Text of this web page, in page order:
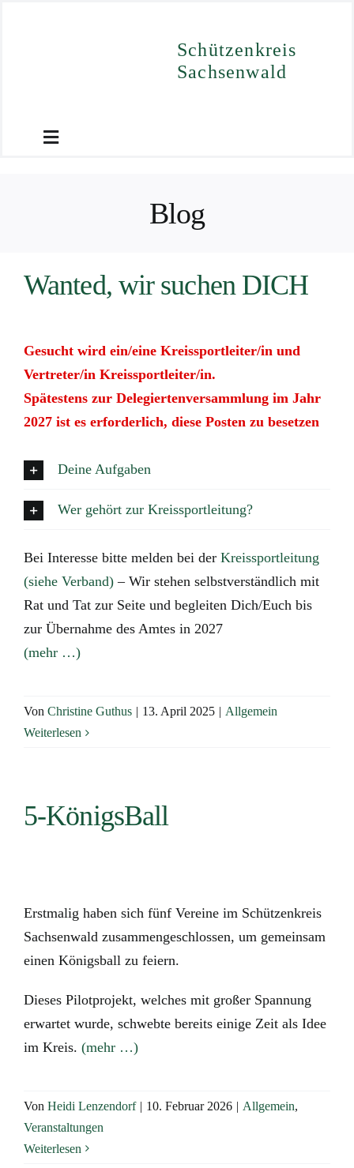
Schützenkreis
Sachsenwald
Toggle
Termine
Downloads
Blog
Wanted, wir suchen DICH
Gesucht wird ein/eine Kreissportleiter/in und
Vertreter/in Kreissportleiter/in.
Spätestens zur Delegiertenversammlung im Jahr
2027 ist es erforderlich, diese Posten zu besetzen
Deine Aufgaben
Wer gehört zur Kreissportleitung?
Bei Interesse bitte melden bei der Kreissportleitung
(siehe Verband) – Wir stehen selbstverständlich mit
Rat und Tat zur Seite und begleiten Dich/Euch bis
zur Übernahme des Amtes in 2027
(mehr …)
Von Christine Guthus | 13. April 2025 | Allgemein
Weiterlesen
5-KönigsBall
Erstmalig haben sich fünf Vereine im Schützenkreis
Sachsenwald zusammengeschlossen, um gemeinsam
einen Königsball zu feiern.
Dieses Pilotprojekt, welches mit großer Spannung
erwartet wurde, schwebte bereits einige Zeit als Idee
im Kreis. (mehr …)
Von Heidi Lenzendorf | 10. Februar 2026 | Allgemein,
Veranstaltungen
Weiterlesen